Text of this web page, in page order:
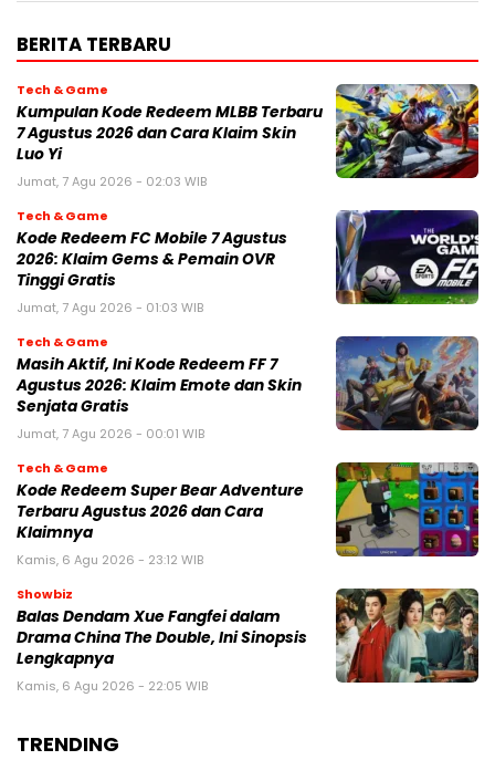
BERITA TERBARU
Tech & Game
Kumpulan Kode Redeem MLBB Terbaru
7 Agustus 2026 dan Cara Klaim Skin
Luo Yi
Jumat, 7 Agu 2026 - 02:03 WIB
Tech & Game
Kode Redeem FC Mobile 7 Agustus
2026: Klaim Gems & Pemain OVR
Tinggi Gratis
Jumat, 7 Agu 2026 - 01:03 WIB
Tech & Game
Masih Aktif, Ini Kode Redeem FF 7
Agustus 2026: Klaim Emote dan Skin
Senjata Gratis
Jumat, 7 Agu 2026 - 00:01 WIB
Tech & Game
Kode Redeem Super Bear Adventure
Terbaru Agustus 2026 dan Cara
Klaimnya
Kamis, 6 Agu 2026 - 23:12 WIB
Showbiz
Balas Dendam Xue Fangfei dalam
Drama China The Double, Ini Sinopsis
Lengkapnya
Kamis, 6 Agu 2026 - 22:05 WIB
TRENDING